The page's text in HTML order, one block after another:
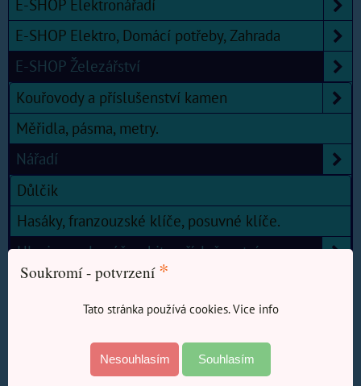
E-SHOP Elektronářadí
E-SHOP Elektro, Domácí potřeby, Zahrada
E-SHOP Železářství
Kouřovody a příslušenství kamen
Měřidla, pásma, metry.
Nářadí
Důlčik
Hasáky, franzouzské klíče, posuvné klíče.
Hlavice, gola, ráčny, bity, příslušenství
Bity, adaptéry.
Hlavice nástrčné
Hlavice zástrčné
Příslušenství hlavic
Soukromí - potvrzení *
Tato stránka používá cookies. Vice info
Nesouhlasím Souhlasím